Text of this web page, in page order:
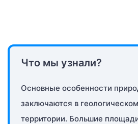
Что мы узнали?
Основные особенности
заключаются в
территории. Большие